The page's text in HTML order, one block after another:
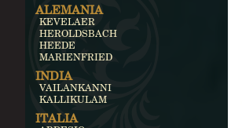
ALEMANIA
KEVELAER
HEROLDSBACH
HEEDE
MARIENFRIED
INDIA
VAILANKANNI
KALLIKULAM
ITALIA